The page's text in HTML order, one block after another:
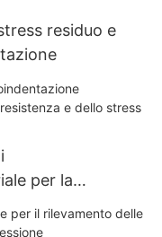
residuo e
per la
stress -